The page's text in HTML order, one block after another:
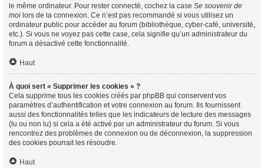
le même ordinateur. Pour rester connecté, cochez la case Se souvenir de
moi lors de la connexion. Ce n’est pas recommandé si vous utilisez un
ordinateur public pour accéder au forum (bibliothèque, cyber-café, université,
etc.). Si vous ne voyez pas cette case, cela signifie qu’un administrateur du
forum a désactivé cette fonctionnalité.
Haut
À quoi sert « Supprimer les cookies » ?
Cela supprime tous les cookies créés par phpBB qui conservent vos
paramètres d’authentification et votre connexion au forum. Ils fournissent
aussi des fonctionnalités telles que les indicateurs de lecture des messages
(lu ou non lu) si cela a été activé par un administrateur du forum. Si vous
rencontrez des problèmes de connexion ou de déconnexion, la suppression
des cookies pourrait les résoudre.
Haut